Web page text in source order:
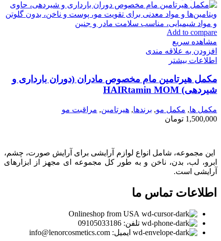
Add to compare
مشاهده سریع
افزودن به علاقه مندی
اطلاعات بیشتر
مکمل هیرتامین مام مخصوص مادران (دوران بارداری و
شیردهی) HAIRtamin MOM
مكمل ها, مکمل مو, برندها, هیرتامین, مراقبت مو
1,500,000 تومان
این مجموعه، شامل انواع لوازم آرایشی برای آرایش صورت، چشم،
ابرو، لب، بدن، ناخن و به طور کل مجموعه ای مجهز از ابزارهای
آرایشی است.
اطلاعات تماس ما
Onlineshop from USA
تلفن: 09105033186
ایمیل: info@lenorcosmetics.com